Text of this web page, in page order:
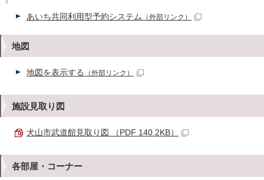
あいち共同利用型予約システム （外部リンク）
地図
地図を表示する （外部リンク）
施設見取り図
犬山市武道館見取り図 （PDF 140.2KB）
各部屋・コーナー